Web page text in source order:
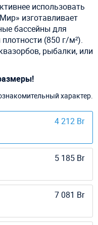
использовать
изготавливает
бассейны для
(850 г/м²).
рыбалки, или
характер.
4 212 Br
5 185 Br
7 081 Br